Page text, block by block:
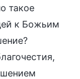
такое
к Божьим